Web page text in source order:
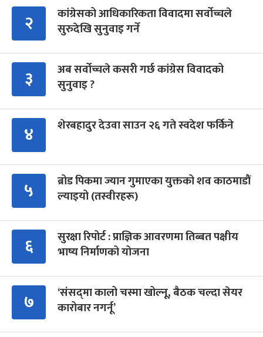
२
कांग्रेसको आधिकारिकता विवादमा सर्वोच्चले
सुरुदेखि सुनुवाइ गर्ने
३
अब सर्वोच्चले कसरी गर्छ कांग्रेस विवादको
सुनुवाइ ?
४ शेरबहादुर देउवा साउन २६ गते स्वदेश फर्किने
५
ब्रोड पिकमा ज्यान गुमाएका युक्तको शव काठमाडौं
ल्याइयो (तस्वीरहरू)
६
सुरक्षा रिपोर्ट : प्राज्ञिक आवरणमा तिब्बत पक्षीय
भाष्य निर्माणको योजना
७
‘संसद्‍मा कालो चस्मा खोल्नू, बैठक चल्दा सेयर
कारोबार नगर्नू’